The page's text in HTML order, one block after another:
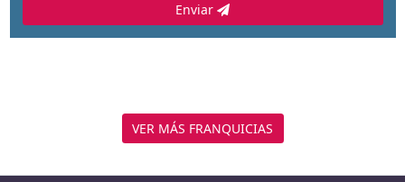
Enviar
VER MÁS FRANQUICIAS